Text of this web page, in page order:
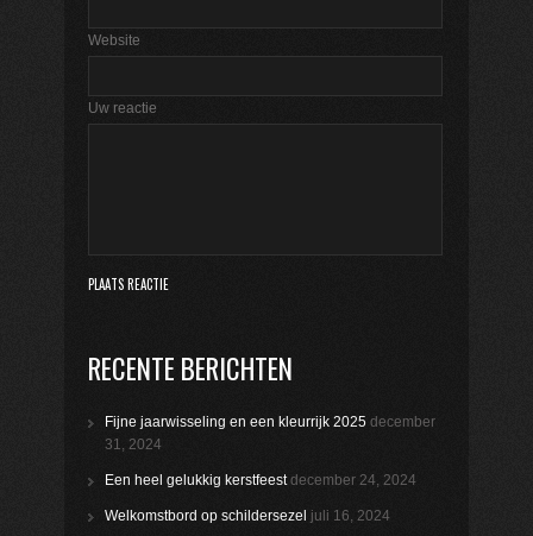
Website
Uw reactie
RECENTE BERICHTEN
Fijne jaarwisseling en een kleurrijk 2025 december
31, 2024
Een heel gelukkig kerstfeest december 24, 2024
Welkomstbord op schildersezel juli 16, 2024